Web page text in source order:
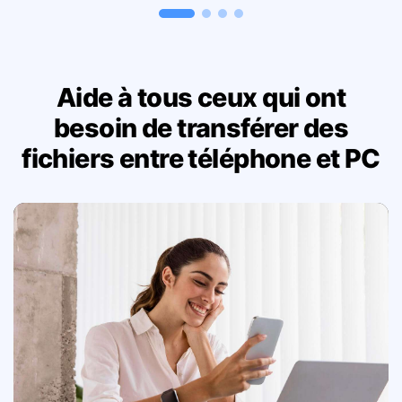
Aide à tous ceux qui ont
besoin de transférer des
fichiers entre téléphone et PC